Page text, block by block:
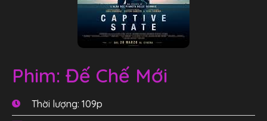
Phim: Đế Chế Mới
Thời lượng: 109p